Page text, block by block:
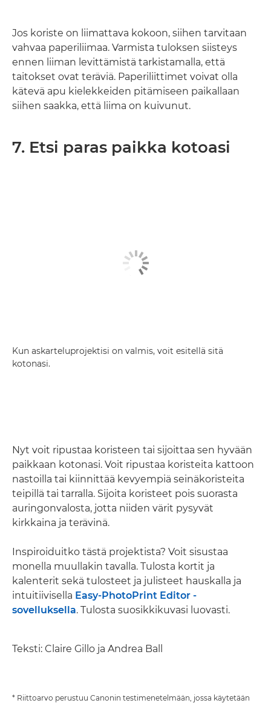
Jos koriste on liimattava kokoon, siihen tarvitaan
vahvaa paperiliimaa. Varmista tuloksen siisteys
ennen liiman levittämistä tarkistamalla, että
taitokset ovat teräviä. Paperiliittimet voivat olla
kätevä apu kielekkeiden pitämiseen paikallaan
siihen saakka, että liima on kuivunut.
7. Etsi paras paikka kotoasi
Kun askarteluprojektisi on valmis, voit esitellä sitä
kotonasi.
Nyt voit ripustaa koristeen tai sijoittaa sen hyvään
paikkaan kotonasi. Voit ripustaa koristeita kattoon
nastoilla tai kiinnittää kevyempiä seinäkoristeita
teipillä tai tarralla. Sijoita koristeet pois suorasta
auringonvalosta, jotta niiden värit pysyvät
kirkkaina ja terävinä.
Inspiroiduitko tästä projektista? Voit sisustaa
monella muullakin tavalla. Tulosta kortit ja
kalenterit sekä tulosteet ja julisteet hauskalla ja
intuitiivisella Easy-PhotoPrint Editor -
sovelluksella. Tulosta suosikkikuvasi luovasti.
Teksti: Claire Gillo ja Andrea Ball
* Riittoarvo perustuu Canonin testimenetelmään, jossa käytetään